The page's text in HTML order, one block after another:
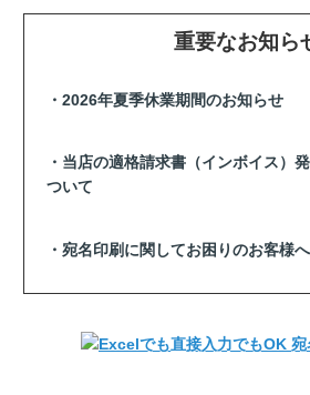
重要なお知ら
2026年夏季休業期間のお知らせ
当店の適格請求書（インボイス）
ついて
宛名印刷に関してお困りのお客様へ